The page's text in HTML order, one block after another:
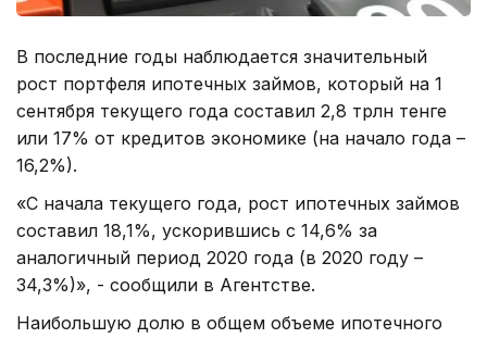
В последние годы наблюдается значительный
рост портфеля ипотечных займов, который на 1
сентября текущего года составил 2,8 трлн тенге
или 17% от кредитов экономике (на начало года –
16,2%).
«С начала текущего года, рост ипотечных займов
составил 18,1%, ускорившись с 14,6% за
аналогичный период 2020 года (в 2020 году –
34,3%)», - сообщили в Агентстве.
Наибольшую долю в общем объеме ипотечного